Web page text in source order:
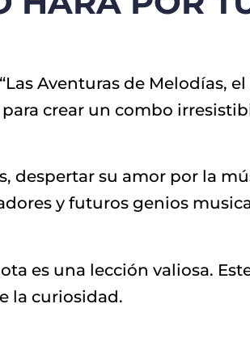
Aventuras de Melodías,
crear un combo
despertar su amor por la
y futuros genios
es una lección valiosa.
la curiosidad.